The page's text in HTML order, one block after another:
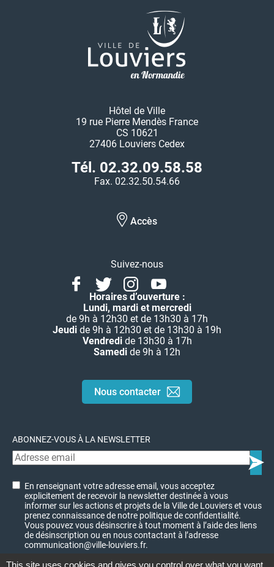
Hôtel de Ville
19 rue Pierre Mendès France
CS 10621
27406 Louviers Cedex
Tél. 02.32.09.58.58
Fax. 02.32.50.54.66
Accès
Suivez-nous
FacebookTwitterInstagramYoutube
Horaires d’ouverture :
Lundi, mardi et mercredi
de 9h à 12h30 et de 13h30 à 17h
Jeudi de 9h à 12h30 et de 13h30 à 19h
Vendredide 13h30 à 17h
Samedi de 9h à 12h
Nous contacter
ABONNEZ-VOUS À LA NEWSLETTER
En renseignant votre adresse email, vous acceptez
explicitement de recevoir la newsletter destinée à vous
informer sur les actions et projets de la Ville de Louviers et vous
prenez connaissance de notre politique de confidentialité.
Vous pouvez vous désinscrire à tout moment à l’aide des liens
de désinscription ou en nous contactant à l’adresse
communication@ville-louviers.fr.
This site uses cookies and gives you control over what you want